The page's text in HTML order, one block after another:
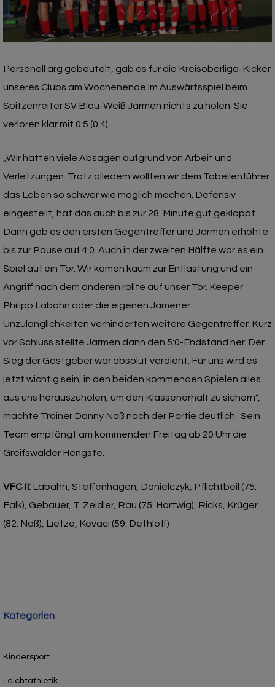
Personell arg gebeutelt, gab es für die Kreisoberliga-Kicker
unseres Clubs am Wochenende im Auswärtsspiel beim
Spitzenreiter SV Blau-Weiß Jarmen nichts zu holen. Sie
verloren klar mit 0:5 (0:4).
„Wir hatten viele Absagen aufgrund von Arbeit und
Verletzungen. Trotz alledem wollten wir dem Tabellenführer
das Leben so schwer wie möglich machen. Defensiv
eingestellt, hat das auch bis zur 28. Minute gut geklappt.
Dann gab es den ersten Gegentreffer und Jarmen erhöhte
bis zur Pause auf 4:0. Auch in der zweiten Hälfte war es ein
Spiel auf ein Tor. Wir kamen kaum zur Entlastung und ein
Angriff nach dem anderen rollte auf unser Tor. Keeper
Philipp Labahn oder die eigenen Jamener
Unzulänglichkeiten verhinderten weitere Gegentreffer. Kurz
vor Schluss stellte Jarmen dann den 5:0-Endstand her. Der
Sieg der Gastgeber war absolut verdient. Für uns wird es
jetzt wichtig sein, in den beiden kommenden Spielen alles
aus uns herauszuholen, um den Klassenerhalt zu sichern“,
machte Trainer Danny Naß nach der Partie deutlich. Sein
Team empfängt am kommenden Freitag ab 20 Uhr die
Greifswalder Hengste.
VFC II: Labahn, Steffenhagen, Danielczyk, Pflichtbeil (75.
Falk), Gebauer, T. Zeidler, Rau (75. Hartwig), Ricks, Krüger
(82. Naß), Lietze, Kovaci (59. Dethloff)
Kategorien
Kindersport
Leichtathletik